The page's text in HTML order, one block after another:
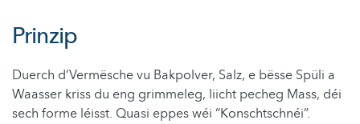
Prinzip
Duerch d’Vermësche vu Bakpolver, Salz, e bësse Spüli a
Waasser kriss du eng grimmeleg, liicht pecheg Mass, déi
sech forme léisst. Quasi eppes wéi “Konschtschnéi”.